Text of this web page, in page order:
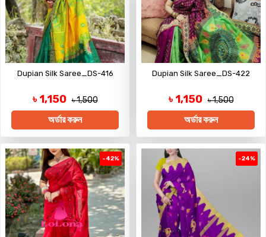
Dupian Silk Saree_DS-416
৳ 1,150 ৳ 1,500
অর্ডার করুন
Dupian Silk Saree_DS-422
৳ 1,150 ৳ 1,500
অর্ডার করুন
-42% -24%